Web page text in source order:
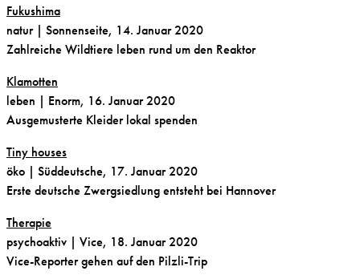
Fukushima
natur | Sonnenseite, 14. Januar 2020
Zahlreiche Wildtiere leben rund um den Reaktor
Klamotten
leben | Enorm, 16. Januar 2020
Ausgemusterte Kleider lokal spenden
Tiny houses
öko | Süddeutsche, 17. Januar 2020
Erste deutsche Zwergsiedlung entsteht bei Hannover
Therapie
psychoaktiv | Vice, 18. Januar 2020
Vice-Reporter gehen auf den Pilzli-Trip